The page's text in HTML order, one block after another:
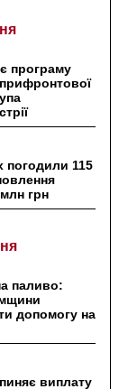
програму
прифронтової
погодили 115
грн
паливо:
допомогу на
виплату